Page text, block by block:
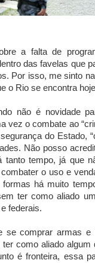
a falta de
das favelas que
Por isso, me sinto
o Rio se encontra
não é novidade
vez o combate ao
do Estado,
Não posso
tanto tempo, já que
o uso e
há muito
ter como aliado
federais.
se comprar armas
como aliado
é fronteira, essa